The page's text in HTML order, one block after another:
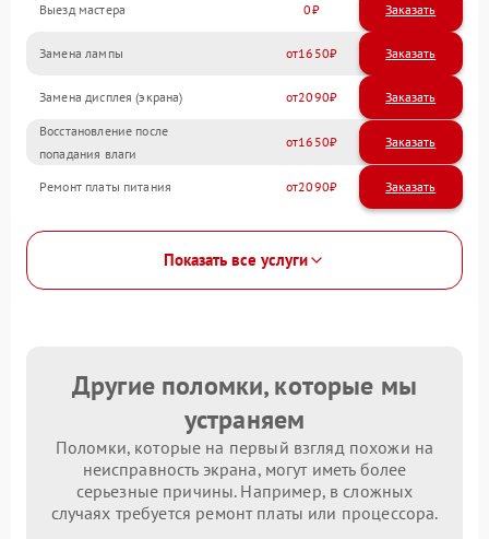
Выезд мастера 0 Заказать
Замена лампы 1650
Замена дисплея (экрана) 2090
Восстановление после
попадания влаги
1650
Ремонт платы питания 2090
Показать все услуги
Другие поломки, которые мы
устраняем
Поломки, которые на первый взгляд похожи на
неисправность экрана, могут иметь более
серьезные причины. Например, в сложных
случаях требуется ремонт платы или процессора.